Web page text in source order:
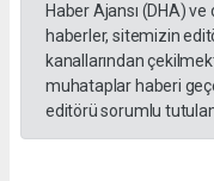
Haber Ajansı (DHA)
haberler, sitemizin
kanallarından
muhataplar haberi
editörü sorumlu